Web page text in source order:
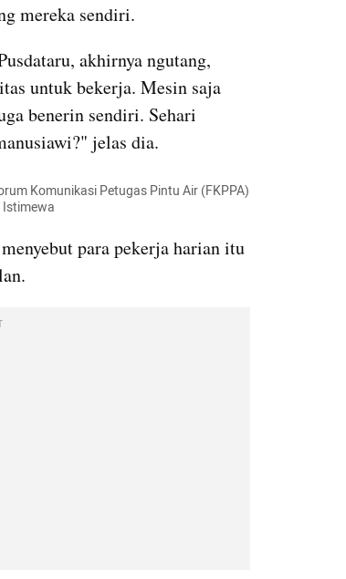
mereka sendiri.
akhirnya ngutang,
untuk bekerja. Mesin saja
benerin sendiri. Sehari
jelas dia.
Komunikasi Petugas Pintu Air (FKPPA)
para pekerja harian itu